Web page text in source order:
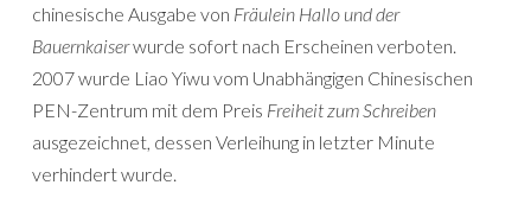
chinesische Ausgabe von Fräulein Hallo und der
Bauernkaiserwurde sofort nach Erscheinen verboten.
2007 wurde Liao Yiwu vom Unabhängigen Chinesischen
PEN-Zentrum mit dem Preis Freiheit zum Schreiben
ausgezeichnet, dessen Verleihung in letzter Minute
verhindert wurde.